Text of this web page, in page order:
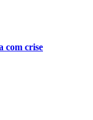
com crise